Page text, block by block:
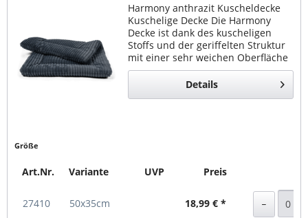
Harmony anthrazit Kuscheldecke
Kuschelige Decke Die Harmony
Decke ist dank des kuscheligen
Stoffs und der geriffelten Struktur
mit einer sehr weichen Oberfläche
ausgestattet. Das macht sie zu dem
perfekten Liegeplatz im Alltag.
Details
Größe
Art.Nr. Variante UVP Preis
27410 50x35cm 18,99 € *